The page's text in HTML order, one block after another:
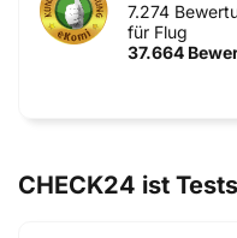
7.274
für Flug
37.664
CHECK24 ist